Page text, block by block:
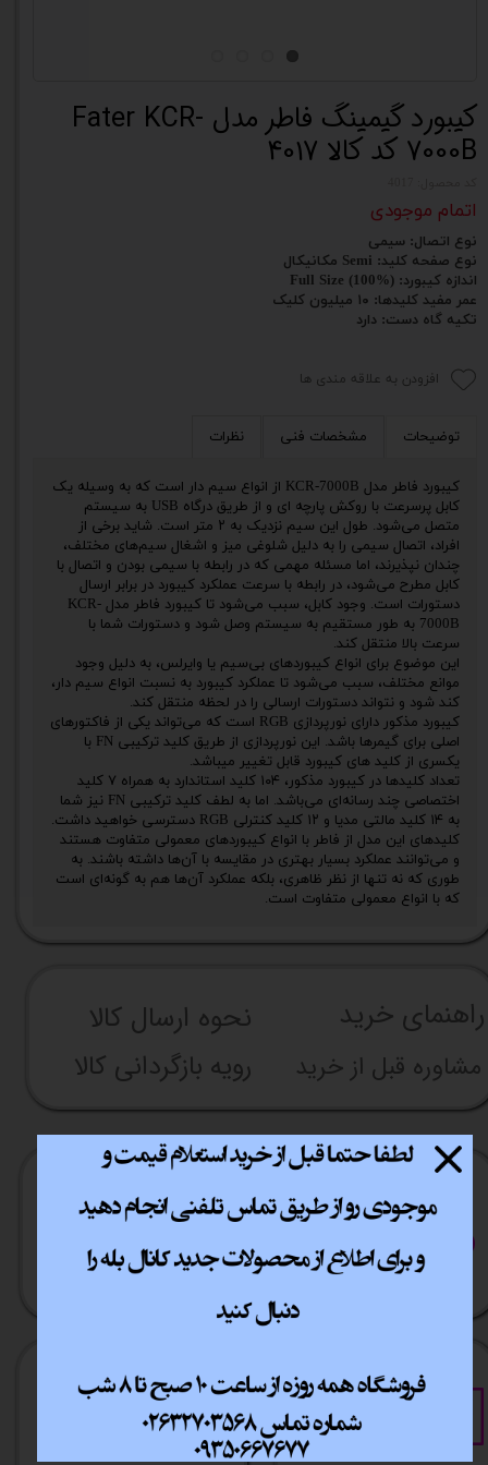
کیبورد گیمینگ فاطر مدل Fater KCR-
7000B کد کالا 4017
اتمام موجودی
نوع اتصال: سیمی
نوع صفحه کلید: Semi مکانیکال
اندازه کیبورد: Full Size (100%)
عمر مفید کلیدها: ۱۰ میلیون کلیک
تکیه گاه دست: دارد
افزودن به علاقه مندی ها
توضیحات مشخصات فنی نظرات
کیبورد فاطر مدل KCR-7000B از انواع سیم دار است که به وسیله یک
کابل پرسرعت با روکش پارچه ای و از طریق درگاه USB به سیستم
متصل می‌شود. طول این سیم نزدیک به ۲ متر است. شاید برخی از
افراد، اتصال سیمی را به دلیل شلوغی میز و اشغال سیم‌های مختلف،
چندان نپذیرند، اما مسئله مهمی که در رابطه با سیمی بودن و اتصال با
کابل مطرح می‌شود، در رابطه با سرعت عملکرد کیبورد در برابر ارسال
دستورات است. وجود کابل، سبب می‌شود تا کیبورد فاطر مدل KCR-
7000B به طور مستقیم به سیستم وصل شود و دستورات شما با
سرعت بالا منتقل کند.
این موضوع برای انواع کیبوردهای بی‌سیم یا وایرلس، به دلیل وجود
موانع مختلف، سبب می‌شود تا عملکرد کیبورد به نسبت انواع سیم دار،
کند شود و نتواند دستورات ارسالی را در لحظه منتقل کند.
کیبورد مذکور دارای نورپردازی RGB است که می‌تواند یکی از فاکتورهای
اصلی برای گیمرها باشد. این نورپردازی از طریق کلید ترکیبی FN با
یکسری از کلید های کیبورد قابل تغییر میباشد.
تعداد کلیدها در کیبورد مذکور، ۱۰۴ کلید استاندارد به همراه ۷ کلید
اختصاصی چند رسانه‌ای می‌باشد. اما به لطف کلید ترکیبی FN نیز شما
به ۱۴ کلید مالتی مدیا و ۱۲ کلید کنترلی RGB دسترسی خواهید داشت.
کلیدهای این مدل از فاطر با انواع کیبوردهای معمولی متفاوت هستند
و می‌توانند عملکرد بسیار بهتری در مقایسه با آن‌ها داشته باشند. به
طوری که نه تنها از نظر ظاهری، بلکه عملکرد آن‌ها هم به گونه‌ای است
که با انواع معمولی متفاوت است.
راهنما​​​​​​​​​​​​​​ی خرید نحوه ارسال کالا
مشاوره قبل از خرید رویه بازگردانی کالا
پشتیبانی انلاین
​7روز هفته 10تا 20
ارسال سریع
​​سراسر ایران
خرید آسان
فقط با چند کلیک
خرید قسطی
آسان به راحتی